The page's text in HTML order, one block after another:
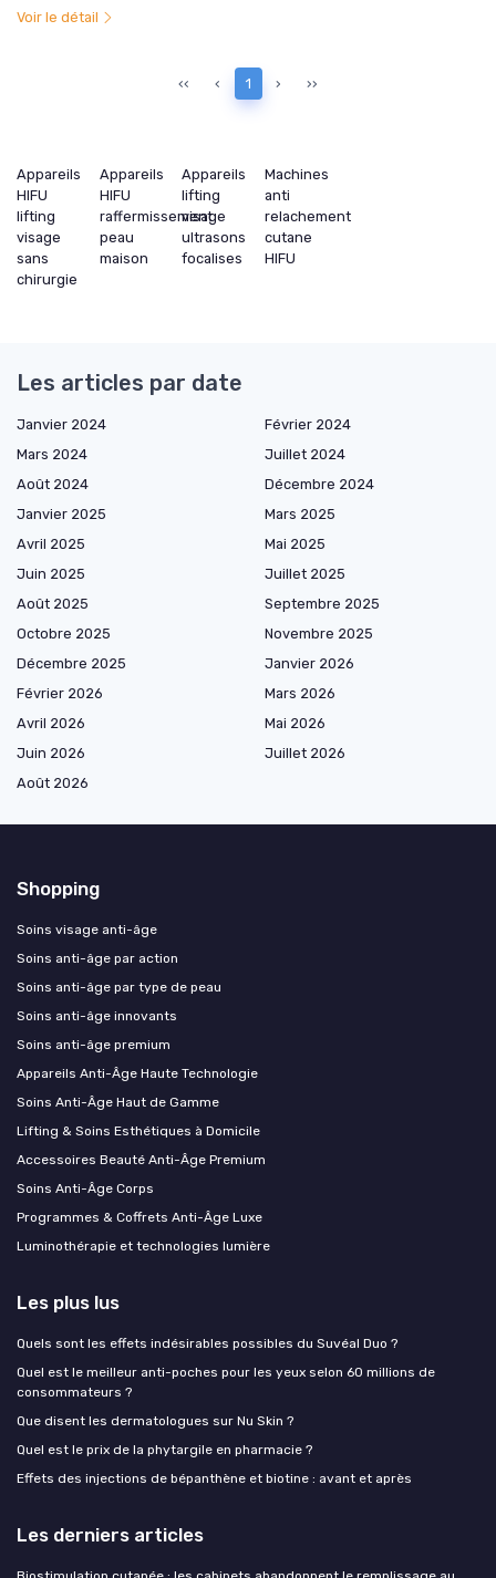
Voir le détail
‹‹ ‹ 1 › ››
Appareils
HIFU
lifting
visage
sans
chirurgie
Appareils
HIFU
raffermissement
peau
maison
Appareils
lifting
visage
ultrasons
focalises
Machines
anti
relachement
cutane
HIFU
Les articles par date
Janvier 2024
Février 2024
Mars 2024
Juillet 2024
Août 2024
Décembre 2024
Janvier 2025
Mars 2025
Avril 2025
Mai 2025
Juin 2025
Juillet 2025
Août 2025
Septembre 2025
Octobre 2025
Novembre 2025
Décembre 2025
Janvier 2026
Février 2026
Mars 2026
Avril 2026
Mai 2026
Juin 2026
Juillet 2026
Août 2026
Shopping
Soins visage anti-âge
Soins anti-âge par action
Soins anti-âge par type de peau
Soins anti-âge innovants
Soins anti-âge premium
Appareils Anti-Âge Haute Technologie
Soins Anti-Âge Haut de Gamme
Lifting & Soins Esthétiques à Domicile
Accessoires Beauté Anti-Âge Premium
Soins Anti-Âge Corps
Programmes & Coffrets Anti-Âge Luxe
Luminothérapie et technologies lumière
Les plus lus
Quels sont les effets indésirables possibles du Suvéal Duo ?
Quel est le meilleur anti-poches pour les yeux selon 60 millions de
consommateurs ?
Que disent les dermatologues sur Nu Skin ?
Quel est le prix de la phytargile en pharmacie ?
Effets des injections de bépanthène et biotine : avant et après
Les derniers articles